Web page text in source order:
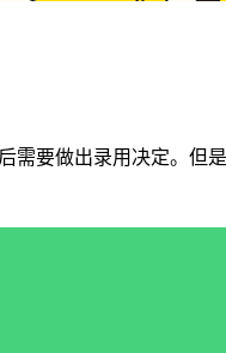
要做出录用决定。但